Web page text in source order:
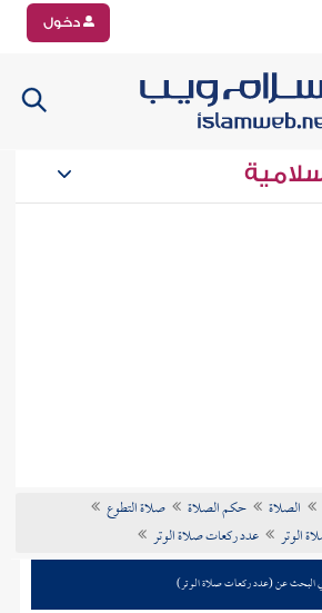
دخول
الصلاة حكم الصلاة
صلاة التطوع
الوتر عدد ركعات صلاة الوتر
البحث عن (عدد ركعات صلاة الوتر)